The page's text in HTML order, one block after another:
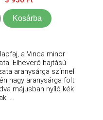
Kosárba
a Vinca minor
Elheverő hajtású
aranysárga színnel
nagy aranysárga folt
májusban nyíló kék
...